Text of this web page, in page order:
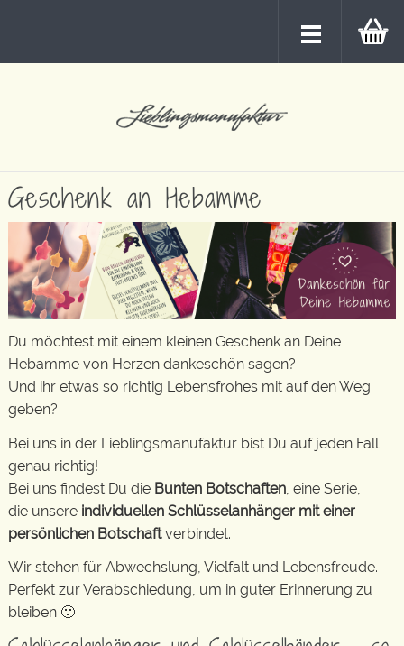
Geschenk an Hebamme
Du möchtest mit einem kleinen Geschenk an Deine
Hebamme von Herzen dankeschön sagen?
Und ihr etwas so richtig Lebensfrohes mit auf den Weg
geben?
Bei uns in der Lieblingsmanufaktur bist Du auf jeden Fall
genau richtig!
Bei uns findest Du die Bunten Botschaften , eine Serie,
die unsere individuellen Schlüsselanhänger mit einer
persönlichen Botschaftverbindet.
Wir stehen für Abwechslung, Vielfalt und Lebensfreude.
Perfekt zur Verabschiedung, um in guter Erinnerung zu
bleiben 🙂